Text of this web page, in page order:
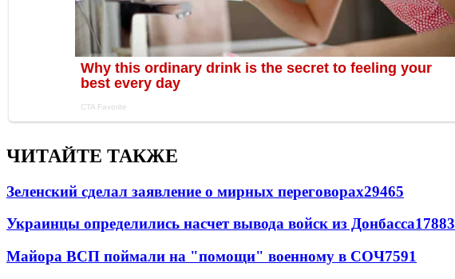
ЧИТАЙТЕ ТАКЖЕ
Зеленский сделал заявление о мирных переговорах29465
Украинцы определились насчет вывода войск из Донбасса17883
Майора ВСП поймали на "помощи" военному в СОЧ7591